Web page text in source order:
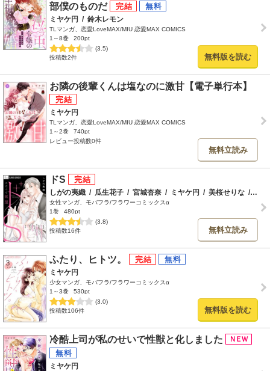
部僕のものだ
ミヤケ円 / 鈴木レモン
TLマンガ、恋愛LoveMAX/MIU 恋愛MAX COMICS
1～8巻
200pt
(3.5)
投稿数2件
無料版を読む
お隣の後輩くんは塩なのに激甘【電子単行本】
ミヤケ円
TLマンガ、恋愛LoveMAX/MIU 恋愛MAX COMICS
1～2巻
740pt
レビュー投稿数0件
無料立読み
ドS
しがの夷織 / 瓜生花子 / 宮城杏奈 / ミヤケ円 / 美桜せりな / 梨月
女性マンガ、モバフラ/フラワーコミックスα
1巻
480pt
(3.8)
投稿数16件
無料立読み
ふたり、ヒトツ。
ミヤケ円
少女マンガ、モバフラ/フラワーコミックスα
1～3巻
530pt
(3.0)
投稿数106件
無料版を読む
冷酷上司が私のせいで性獣と化しました
ミヤケ円